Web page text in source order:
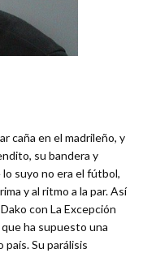
caña en el madrileño, y
su bandera y
suyo no era el fútbol,
y al ritmo a la par. Así
con La Excepción
ha supuesto una
Su parálisis